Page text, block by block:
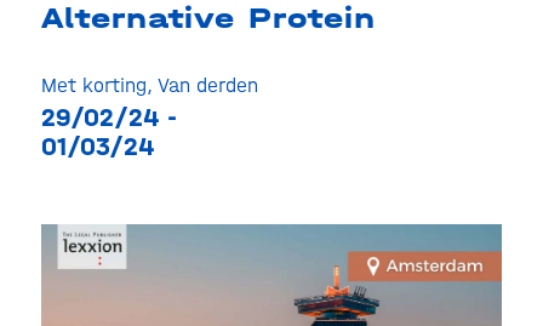
Alternative Protein
Met korting, Van derden
29/02/24 -
01/03/24